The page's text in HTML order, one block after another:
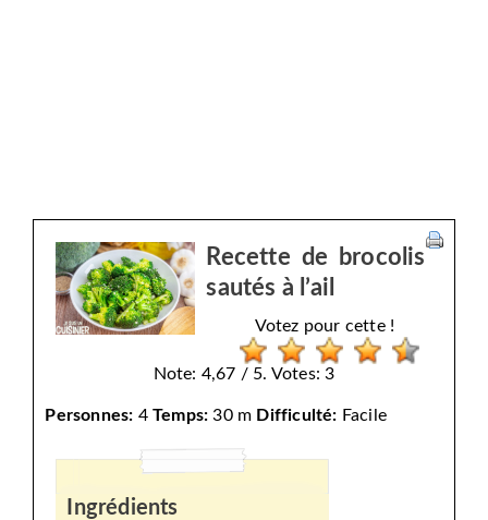
Recette de brocolis
sautés à l’ail
Votez pour cette !
Note: 4,67 / 5. Votes: 3
Personnes: 4 Temps: 30 m Difficulté: Facile
Ingrédients